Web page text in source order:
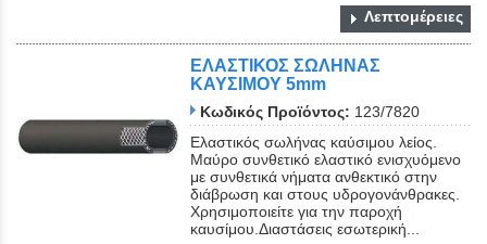
Λεπτομέρειες
ΕΛΑΣΤΙΚΟΣ ΣΩΛΗΝΑΣ
ΚΑΥΣΙΜΟΥ 5mm
Κωδικός Προϊόντος: 123/7820
Ελαστικός σωλήνας καύσιμου λείος.
Μαύρο συνθετικό ελαστικό ενισχυόμενο
με συνθετικά νήματα ανθεκτικό στην
διάβρωση και στους υδρογονάνθρακες.
Χρησιμοποιείτε για την παροχή
καυσίμου.Διαστάσεις εσωτερική...